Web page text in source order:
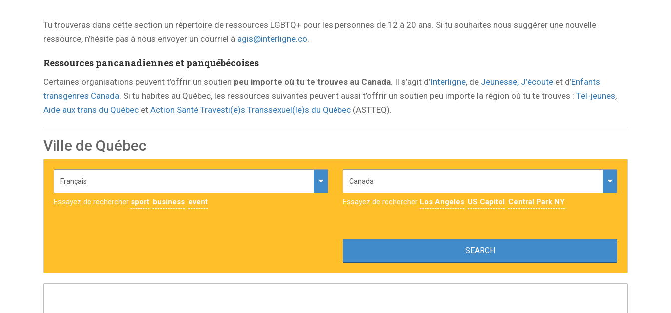
Tu trouveras dans cette section un répertoire de ressources LGBTQ+ pour les personnes de 12 à 20 ans. Si tu souhaites nous suggérer une nouvelle
ressource, n’hésite pas à nous envoyer un courriel à agis@interligne.co.
Ressources pancanadiennes et panquébécoises
Certaines organisations peuvent t’offrir un soutien peu importe où tu te trouves au Canada. Il s’agit d’Interligne, de Jeunesse, J’écoute et d’Enfants
transgenres Canada. Si tu habites au Québec, les ressources suivantes peuvent aussi t’offrir un soutien peu importe la région où tu te trouves : Tel-jeunes,
Aide aux trans du Québec et Action Santé Travesti(e)s Transsexuel(le)s du Québec (ASTTEQ).
Ville de Québec
Essayez de rechercher sport business event Essayez de rechercher Los Angeles US Capitol Central Park NY